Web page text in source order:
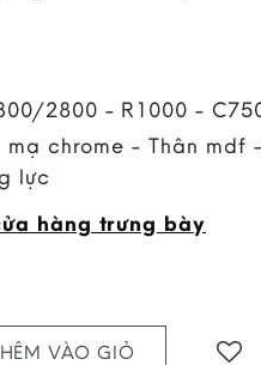
2800 - R1000 -
chrome - Thân mdf
lực
hàng trưng bày
VÀO GIỎ